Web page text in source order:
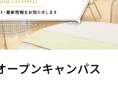
ープンキャンパス